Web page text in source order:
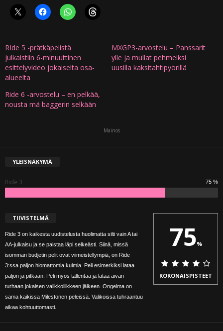
RIde 5 -prätkäpelistä
julkaistiin 6-minuuttinen
esittelyvideo jokaiselta osa-
alueelta
MXGP3-arvostelu – Panssarit
ylle ja mullat pehmeiksi
uusilla kaksitahtipyörillä
Ride 6 -arvostelu – en pelkää,
nousta mä baggerin selkään
Mainos
YLEISNÄKYMÄ
Ride 3 75 %
TIIVISTELMÄ
Ride 3 on kaikesta uudistelusta huolimatta silti vain A tai
AA-julkaisu ja se paistaa läpi selkeästi. Siinä, missä
isomman budjetin pelit ovat viimeistellympiä, on Ride
3:ssa paljon hiomattomia kulmia. Peli esimerkiksi lataa
paljon ja pitkään. Peli myös tallentaa ja lataa aivan
turhaan jokaisen valikkoliikkeen jälkeen. Ongelma on
sama kaikissa Milestonen peleissä. Valikoissa tuhraantuu
aikaa kohtuuttomasti.
75%
KOKONAISPISTEET